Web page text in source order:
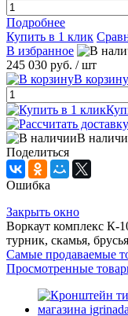
Подробнее
Купить в 1 клик
В избранное
245 030 руб. / шт
В корзину
В
Поделиться
Ошибка
Закрыть окно
Воркаут комплекс К-
турник, скамья,
Самые продаваемые
Просмотренные